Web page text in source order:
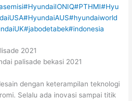
#HyundaiIONIQ#PTHMI#Hyu
#HyundaiAUS#hyundaiworld
#jabodetabek#indonesia
2021
dengan keterampilan teknologi
Selalu ada inovasi sampai titik